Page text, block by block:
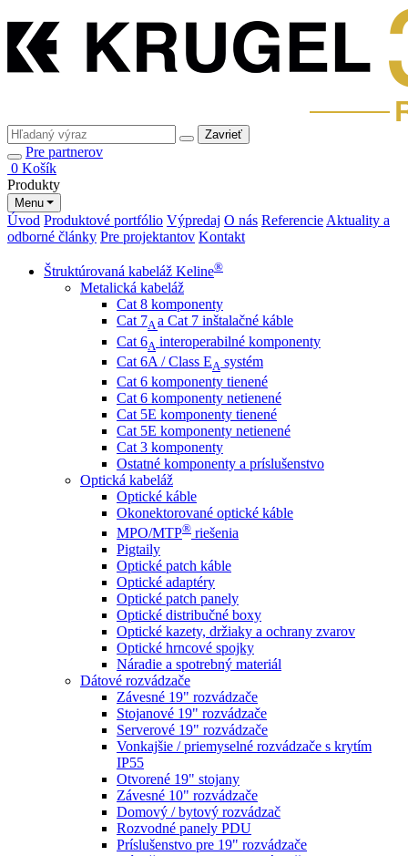
Zavrieť
Pre partnerov
0 Košík
Produkty
Menu
Úvod Produktové portfólio Výpredaj O nás Referencie Aktuality a
odborné články Pre projektantov Kontakt
Štruktúrovaná kabeláž Keline®
Metalická kabeláž
Cat 8 komponenty
Cat 7Aa Cat 7 inštalačné káble
Cat 6A interoperabilné komponenty
Cat 6A / Class EA systém
Cat 6 komponenty tienené
Cat 6 komponenty netienené
Cat 5E komponenty tienené
Cat 5E komponenty netienené
Cat 3 komponenty
Ostatné komponenty a príslušenstvo
Optická kabeláž
Optické káble
Okonektorované optické káble
MPO/MTP® ​ riešenia
Pigtaily
Optické patch káble
Optické adaptéry
Optické patch panely
Optické distribučné boxy
Optické kazety, držiaky a ochrany zvarov
Optické hrncové spojky
Náradie a spotrebný materiál
Dátové rozvádzače
Závesné 19" rozvádzače
Stojanové 19" rozvádzače
Serverové 19" rozvádzače
Vonkajšie / priemyselné rozvádzače s krytím
IP55
Otvorené 19" stojany
Závesné 10" rozvádzače
Domový / bytový rozvádzač
Rozvodné panely PDU
Príslušenstvo pre 19" rozvádzače